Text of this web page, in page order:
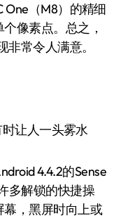
（M8）的精细
像素点。总之，
常令人满意。
让人一头雾水
4.4.2的Sense
多解锁的快捷操
，黑屏时向上或